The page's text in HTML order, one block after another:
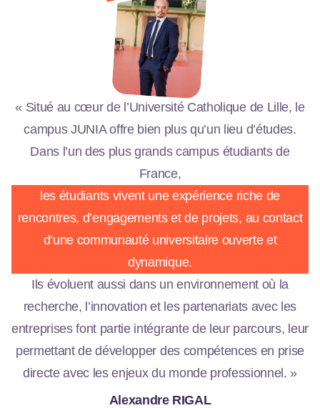
« Situé au cœur de l’Université Catholique de Lille, le
campus JUNIA offre bien plus qu’un lieu d’études.
Dans l’un des plus grands campus étudiants de
France,
les étudiants vivent une expérience riche de
rencontres, d’engagements et de projets, au contact
d’une communauté universitaire ouverte et
dynamique.
Ils évoluent aussi dans un environnement où la
recherche, l’innovation et les partenariats avec les
entreprises font partie intégrante de leur parcours, leur
permettant de développer des compétences en prise
directe avec les enjeux du monde professionnel. »
Alexandre RIGAL